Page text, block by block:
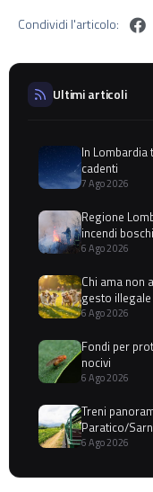
Condividi l'articolo:
Ultimi articoli
In Lombardia
cadenti
7 Ago 2026
Regione
incendi
6 Ago 2026
Chi ama non
gesto illegale
6 Ago 2026
Fondi per
nocivi
6 Ago 2026
Treni
Paratico/
6 Ago 2026